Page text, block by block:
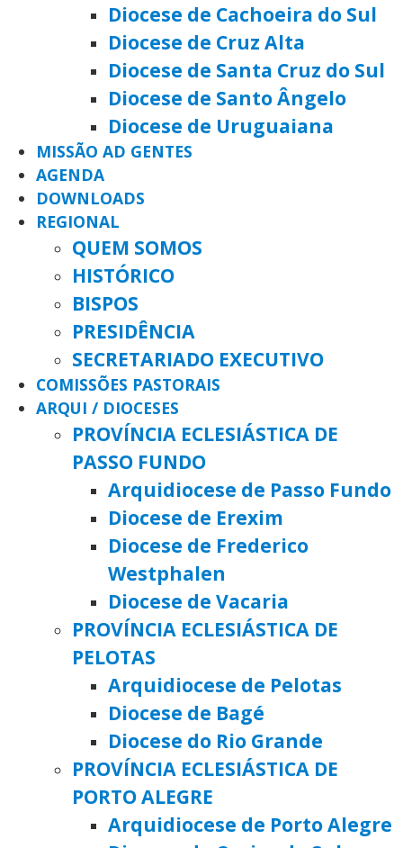
Diocese de Cachoeira do Sul
Diocese de Cruz Alta
Diocese de Santa Cruz do Sul
Diocese de Santo Ângelo
Diocese de Uruguaiana
MISSÃO AD GENTES
AGENDA
DOWNLOADS
REGIONAL
QUEM SOMOS
HISTÓRICO
BISPOS
PRESIDÊNCIA
SECRETARIADO EXECUTIVO
COMISSÕES PASTORAIS
ARQUI / DIOCESES
PROVÍNCIA ECLESIÁSTICA DE
PASSO FUNDO
Arquidiocese de Passo Fundo
Diocese de Erexim
Diocese de Frederico
Westphalen
Diocese de Vacaria
PROVÍNCIA ECLESIÁSTICA DE
PELOTAS
Arquidiocese de Pelotas
Diocese de Bagé
Diocese do Rio Grande
PROVÍNCIA ECLESIÁSTICA DE
PORTO ALEGRE
Arquidiocese de Porto Alegre